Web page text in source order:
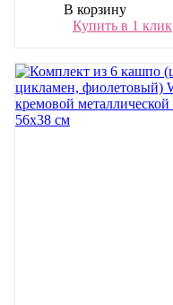
В корзину
Купить в 1 клик